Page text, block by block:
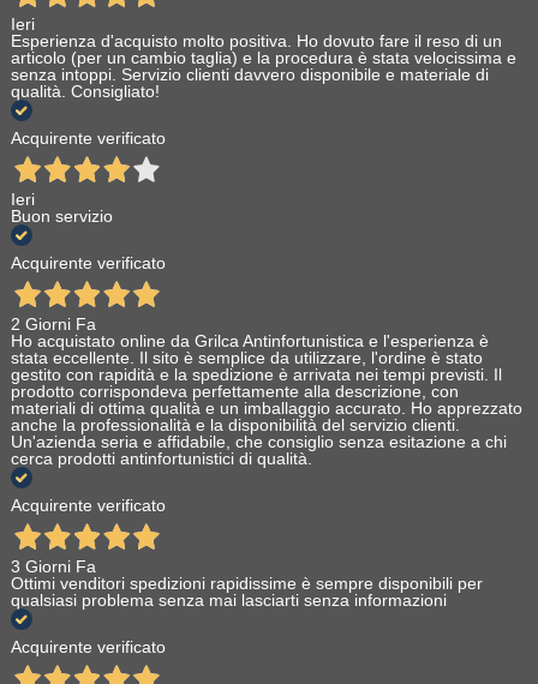
Ieri
Esperienza d'acquisto molto positiva. Ho dovuto fare il reso di un
articolo (per un cambio taglia) e la procedura è stata velocissima e
senza intoppi. Servizio clienti davvero disponibile e materiale di
qualità. Consigliato!
Acquirente verificato
Ieri
Buon servizio
Acquirente verificato
2 Giorni Fa
Ho acquistato online da Grilca Antinfortunistica e l'esperienza è
stata eccellente. Il sito è semplice da utilizzare, l'ordine è stato
gestito con rapidità e la spedizione è arrivata nei tempi previsti. Il
prodotto corrispondeva perfettamente alla descrizione, con
materiali di ottima qualità e un imballaggio accurato. Ho apprezzato
anche la professionalità e la disponibilità del servizio clienti.
Un'azienda seria e affidabile, che consiglio senza esitazione a chi
cerca prodotti antinfortunistici di qualità.
Acquirente verificato
3 Giorni Fa
Ottimi venditori spedizioni rapidissime è sempre disponibili per
qualsiasi problema senza mai lasciarti senza informazioni
Acquirente verificato